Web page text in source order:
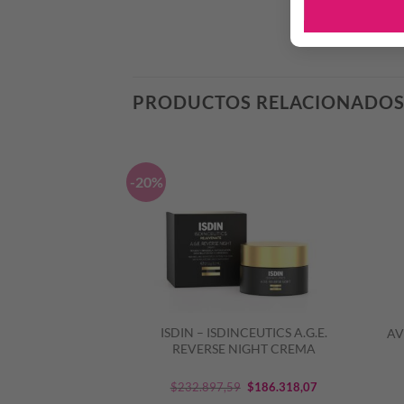
PRODUCTOS RELACIONADOS
-20%
ISDIN – ISDINCEUTICS A.G.E.
REVERSE NIGHT CREMA
$232.897,59 El
$186.318,07El